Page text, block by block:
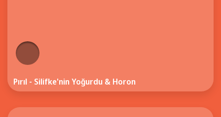
Pırıl - Silifke'nin Yoğurdu & Horon